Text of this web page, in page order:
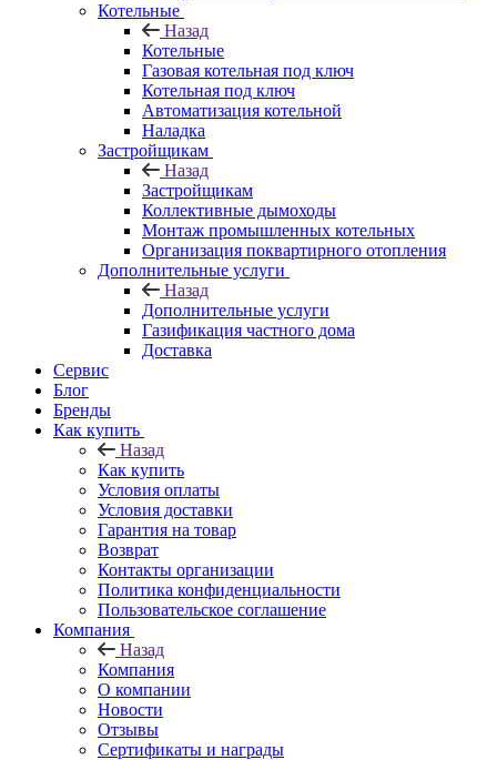
Котельные
Назад
Котельные
Газовая котельная под ключ
Котельная под ключ
Автоматизация котельной
Наладка
Застройщикам
Назад
Застройщикам
Коллективные дымоходы
Монтаж промышленных котельных
Организация поквартирного отопления
Дополнительные услуги
Назад
Дополнительные услуги
Газификация частного дома
Доставка
Сервис
Блог
Бренды
Как купить
Назад
Как купить
Условия оплаты
Условия доставки
Гарантия на товар
Возврат
Контакты организации
Политика конфиденциальности
Пользовательское соглашение
Компания
Назад
Компания
О компании
Новости
Отзывы
Сертификаты и награды